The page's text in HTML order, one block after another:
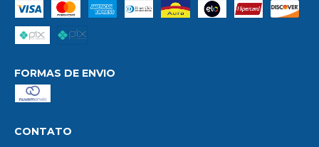
FORMAS DE ENVIO
CONTATO